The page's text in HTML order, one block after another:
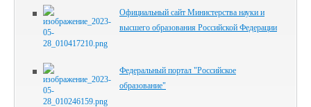
Официальный сайт Министерства науки и
высшего образования Российской Федерации
Федеральный портал "Российское
образование"